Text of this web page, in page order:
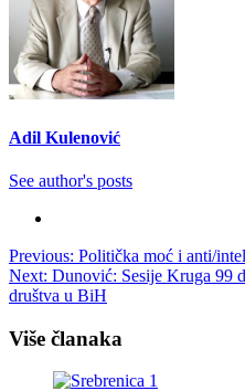
Adil Kulenović
See author's posts
Post
navigation
Previous: Politička moć i anti/
Next: Dunović: Sesije Kruga 99
društva u BiH
Više članaka